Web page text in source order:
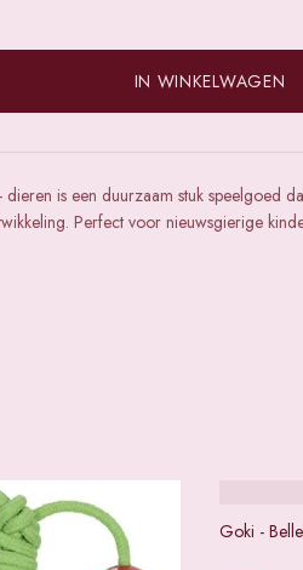
IN WINKELWAGEN
is een duurzaam stuk speelgoed
Perfect voor nieuwsgierige
Goki -